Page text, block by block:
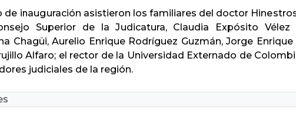
de inauguración asistieron los familiares del doctor
Superior de la Judicatura, Claudia Expósito Vélez
Chagüi, Aurelio Enrique Rodríguez Guzmán, Jorge
Alfaro; el rector de la Universidad Externado de
judiciales de la región.